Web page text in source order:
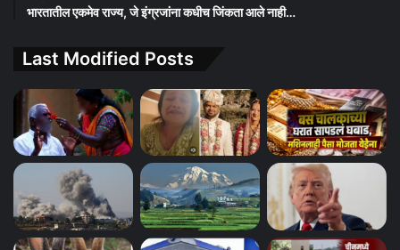
भारतातील एकमेव राज्य, जे इंग्रजांना कधीच जिंकता आले नाही…
Last Modified Posts